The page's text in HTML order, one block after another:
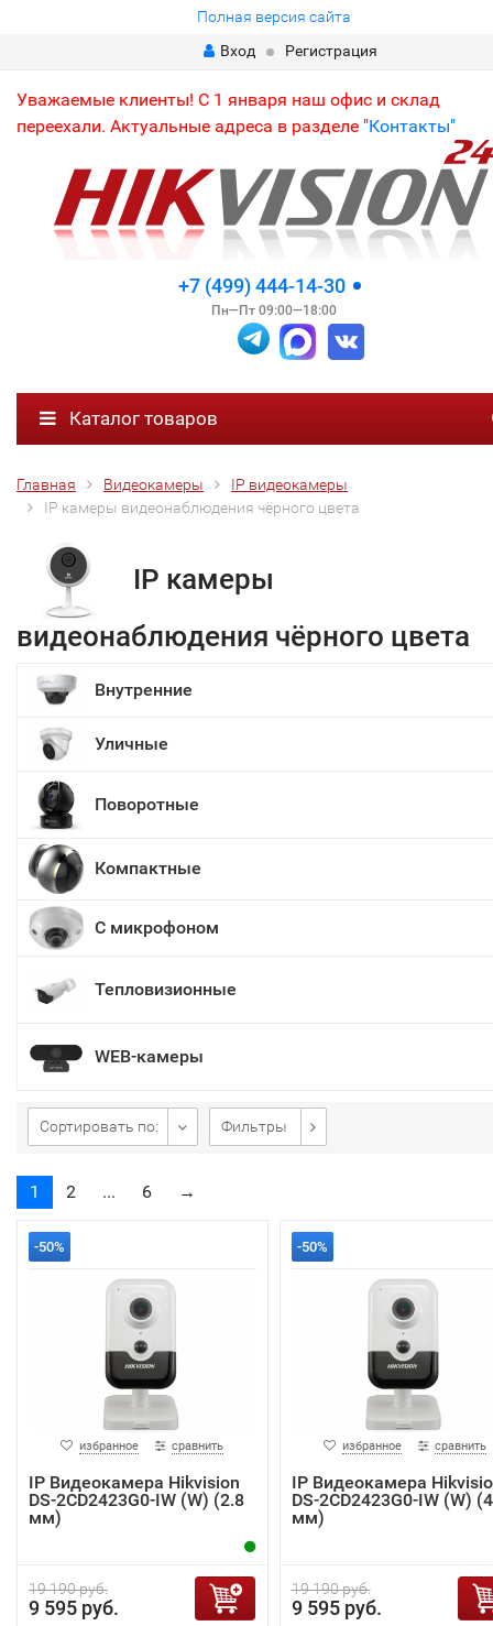
Полная версия сайта
Вход
Регистрация
Уважаемые клиенты! С 1 января наш офис и склад
переехали. Актуальные адреса в разделе "Контакты"
+7 (499) 444-14-30
Пн—Пт 09:00—18:00
Каталог товаров
Главная Видеокамеры
IP видеокамеры
IP камеры видеонаблюдения чёрного цвета
IP камеры
видеонаблюдения чёрного цвета
Внутренние
Уличные
Поворотные
Компактные
С микрофоном
Тепловизионные
WEB-камеры
Сортировать по: Фильтры
1 2 ... 6 →
-50%
избранное сравнить
IP Видеокамера Hikvision
DS-2CD2423G0-IW (W) (2.8
мм)
19 190 руб.
9 595 руб.
-50%
избранное сравнить
IP Видеокамера
DS-2CD2423G0-IW (W) (4
мм)
19 190 руб.
9 595 руб.